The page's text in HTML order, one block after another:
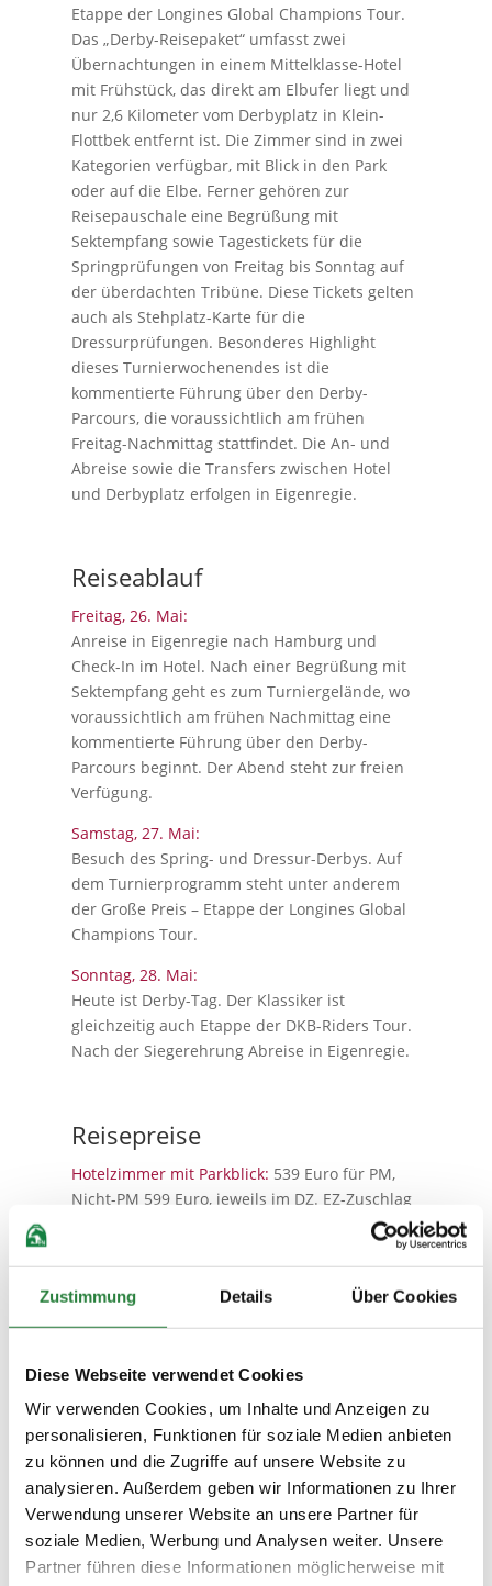
Zustimmung Details Über Cookies
Diese Webseite verwendet Cookies
Wir verwenden Cookies, um Inhalte und Anzeigen zu
personalisieren, Funktionen für soziale Medien anbieten
zu können und die Zugriffe auf unsere Website zu
analysieren. Außerdem geben wir Informationen zu Ihrer
Verwendung unserer Website an unsere Partner für
soziale Medien, Werbung und Analysen weiter. Unsere
Partner führen diese Informationen möglicherweise mit
Etappe der Longines Global Champions Tour.
Das „Derby-Reisepaket“ umfasst zwei
Übernachtungen in einem Mittelklasse-Hotel
mit Frühstück, das direkt am Elbufer liegt und
nur 2,6 Kilometer vom Derbyplatz in Klein-
Flottbek entfernt ist. Die Zimmer sind in zwei
Kategorien verfügbar, mit Blick in den Park
oder auf die Elbe. Ferner gehören zur
Reisepauschale eine Begrüßung mit
Sektempfang sowie Tagestickets für die
Springprüfungen von Freitag bis Sonntag auf
der überdachten Tribüne. Diese Tickets gelten
auch als Stehplatz-Karte für die
Dressurprüfungen. Besonderes Highlight
dieses Turnierwochenendes ist die
kommentierte Führung über den Derby-
Parcours, die voraussichtlich am frühen
Freitag-Nachmittag stattfindet. Die An- und
Abreise sowie die Transfers zwischen Hotel
und Derbyplatz erfolgen in Eigenregie.
Reiseablauf
Freitag, 26. Mai:
Anreise in Eigenregie nach Hamburg und
Check-In im Hotel. Nach einer Begrüßung mit
Sektempfang geht es zum Turniergelände, wo
voraussichtlich am frühen Nachmittag eine
kommentierte Führung über den Derby-
Parcours beginnt. Der Abend steht zur freien
Verfügung.
Samstag, 27. Mai:
Besuch des Spring- und Dressur-Derbys. Auf
dem Turnierprogramm steht unter anderem
der Große Preis – Etappe der Longines Global
Champions Tour.
Sonntag, 28. Mai:
Heute ist Derby-Tag. Der Klassiker ist
gleichzeitig auch Etappe der DKB-Riders Tour.
Nach der Siegerehrung Abreise in Eigenregie.
Reisepreise
Hotelzimmer mit Parkblick: 539 Euro für PM,
Nicht-PM 599 Euro, jeweils im DZ. EZ-Zuschlag
Nicht-PM 629 Euro, jeweils im DZ. EZ-Zuschlag
199 Euro.
Reiseleistungen
Zwei Übernachtungen/Frühstück in einem
Mittelklassehotel mit Elb- bzw. Parkblick,
Tagestickets Springen für überdachte
Sitzplätze auf der Tribüne von Freitag bis